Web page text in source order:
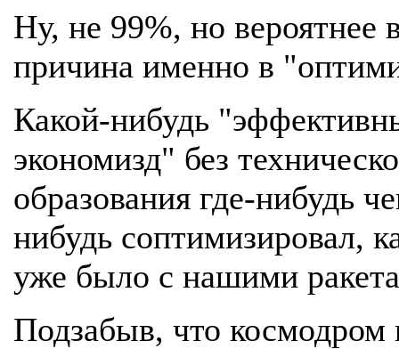
Ну, не 99%, но вероятнее
причина именно в
Какой-нибудь
экономизд" без
образования где-нибудь
нибудь соптимизировал,
уже было с нашими
Подзабыв, что космодром